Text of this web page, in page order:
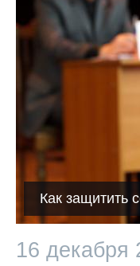
Как защитить
16 декабря